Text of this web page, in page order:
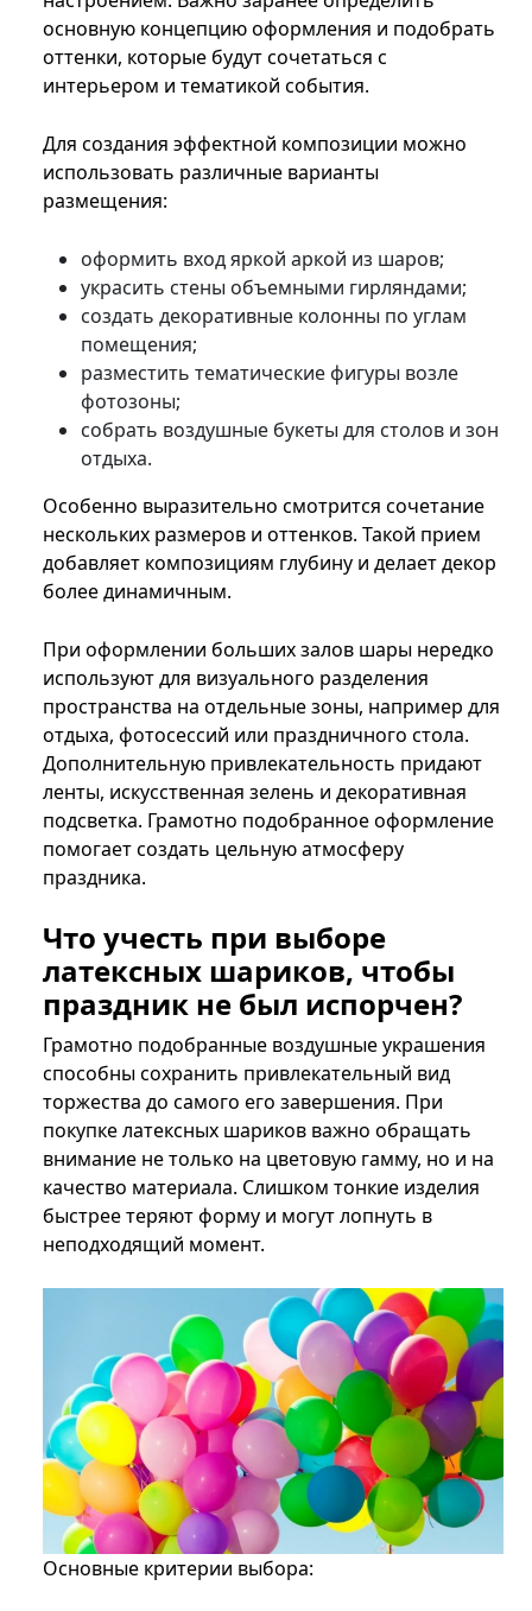
основную концепцию оформления и подобрать
оттенки, которые будут сочетаться с
интерьером и тематикой события.
Для создания эффектной композиции можно
использовать различные варианты
размещения:
оформить вход яркой аркой из шаров;
украсить стены объемными гирляндами;
создать декоративные колонны по углам
помещения;
разместить тематические фигуры возле
фотозоны;
собрать воздушные букеты для столов и зон
отдыха.
Особенно выразительно смотрится сочетание
нескольких размеров и оттенков. Такой прием
добавляет композициям глубину и делает декор
более динамичным.
При оформлении больших залов шары нередко
используют для визуального разделения
пространства на отдельные зоны, например для
отдыха, фотосессий или праздничного стола.
Дополнительную привлекательность придают
ленты, искусственная зелень и декоративная
подсветка. Грамотно подобранное оформление
помогает создать цельную атмосферу
праздника.
Что учесть при выборе
латексных шариков, чтобы
праздник не был испорчен?
Грамотно подобранные воздушные украшения
способны сохранить привлекательный вид
торжества до самого его завершения. При
покупке латексных шариков важно обращать
внимание не только на цветовую гамму, но и на
качество материала. Слишком тонкие изделия
быстрее теряют форму и могут лопнуть в
неподходящий момент.
Основные критерии выбора: